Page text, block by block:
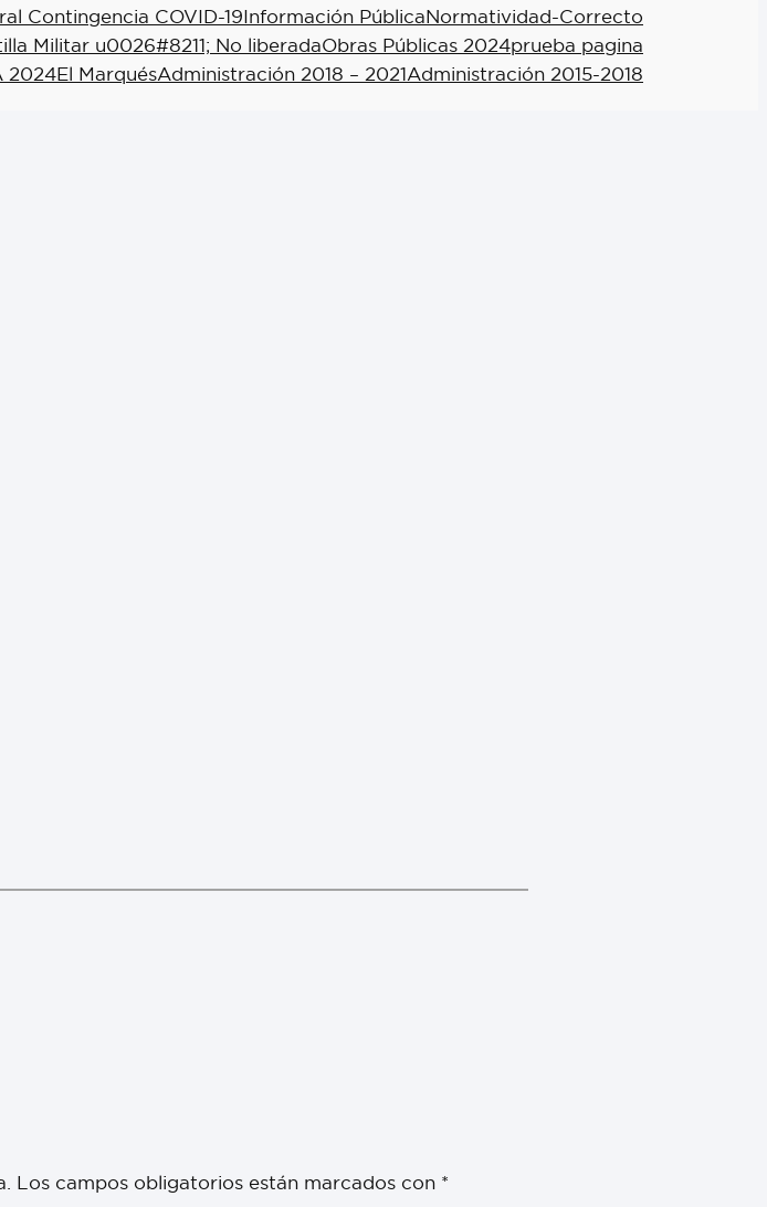
Contingencia COVID-19Información PúblicaNormatividad-Correcto
Militar u0026#8211; No liberadaObras Públicas 2024prueba pagina
2024El MarquésAdministración 2018 – 2021Administración 2015-2018
Los campos obligatorios están marcados con *